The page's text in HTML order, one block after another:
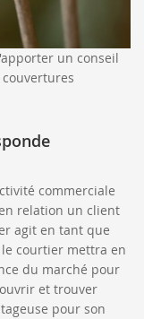
un conseil
commerciale
relation un client
agit en tant que
courtier mettra en
du marché pour
et trouver
pour son